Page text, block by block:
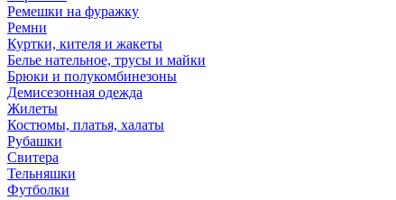
Ремешки на фуражку
Ремни
Куртки, кителя и жакеты
Белье нательное, трусы и майки
Брюки и полукомбинезоны
Демисезонная одежда
Жилеты
Костюмы, платья, халаты
Рубашки
Свитера
Тельняшки
Футболки